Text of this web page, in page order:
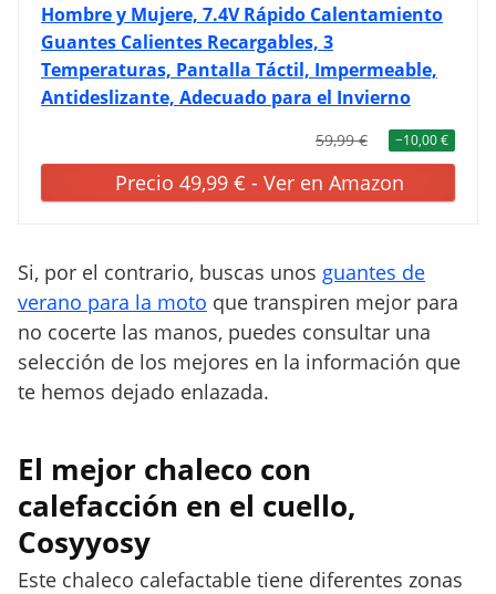
Hombre y Mujere, 7.4V Rápido Calentamiento
Guantes Calientes Recargables, 3
Temperaturas, Pantalla Táctil, Impermeable,
Antideslizante, Adecuado para el Invierno
59,99 € −10,00 €
Precio 49,99 € - Ver en Amazon
Si, por el contrario, buscas unos guantes de
verano para la moto que transpiren mejor para
no cocerte las manos, puedes consultar una
selección de los mejores en la información que
te hemos dejado enlazada.
El mejor chaleco con
calefacción en el cuello,
Cosyyosy
Este chaleco calefactable tiene diferentes zonas